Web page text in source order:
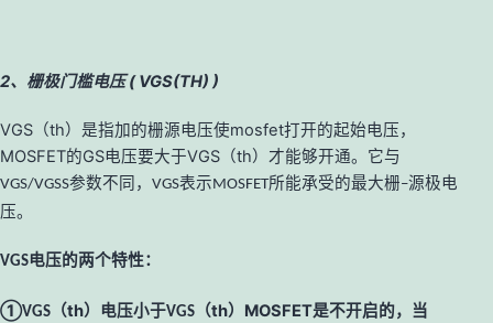
2、栅极门槛电压 ( VGS(TH) )
VGS （th）是指加的栅源电压使mosfet打开的起始电压，
MOSFET的GS电压要大于VGS （th）才能够开通。它与
VGS/VGSS参数不同， VGS表示 MOSFET所能承受的最大栅–源极电
压。
VGS电压的两个特性：
①VGS （th）电压小于VGS （th） MOSFET是不开启的，当